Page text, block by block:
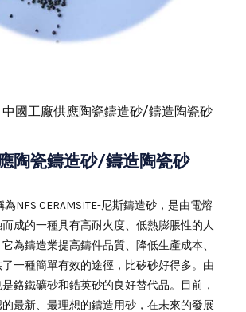
國工廠供應陶瓷鑄造砂/鑄造陶瓷砂
陶瓷鑄造砂/鑄造陶瓷砂
NFS CERAMSITE-尼斯鑄造砂，是由電熔
成的一種具有高耐火度、低熱膨脹性的人
為鑄造業提高鑄件品質、降低生產成本、
一種簡單有效的途徑，比矽砂好得多。由
鉻鐵礦砂和鋯英砂的良好替代品。目前，
最新、最理想的鑄造用砂，在未來的發展